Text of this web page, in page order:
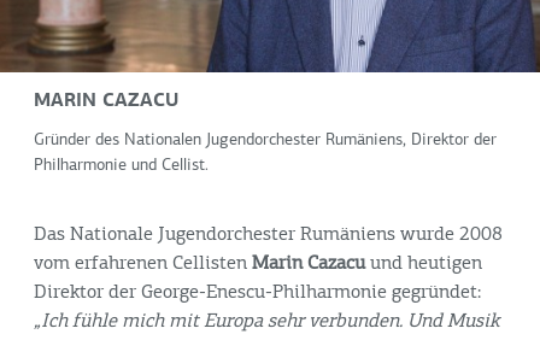
MARIN CAZACU
Gründer des Nationalen Jugendorchester Rumäniens, Direktor der
Philharmonie und Cellist.
Das Nationale Jugendorchester Rumäniens wurde 2008
vom erfahrenen Cellisten Marin Cazacuund heutigen
Direktor der George-Enescu-Philharmonie gegründet:
„Ich fühle mich mit Europa sehr verbunden. Und Musik